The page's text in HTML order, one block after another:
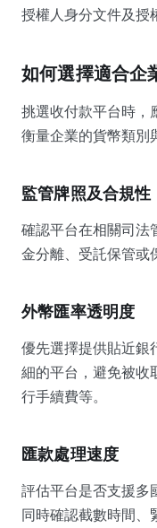
授權人身分文件及授
如何選擇適合企
挑選收付款平台時，
衡量企業的貨幣類別
監管牌照及合規性
確認平台在相關司法
金分離、受託保管或
外幣匯率透明度
優先選擇提供貼近銀
細的平台，避免被收
行手續費等。
匯款處理速度
評估平台是否支援多
同時確認截數時間、